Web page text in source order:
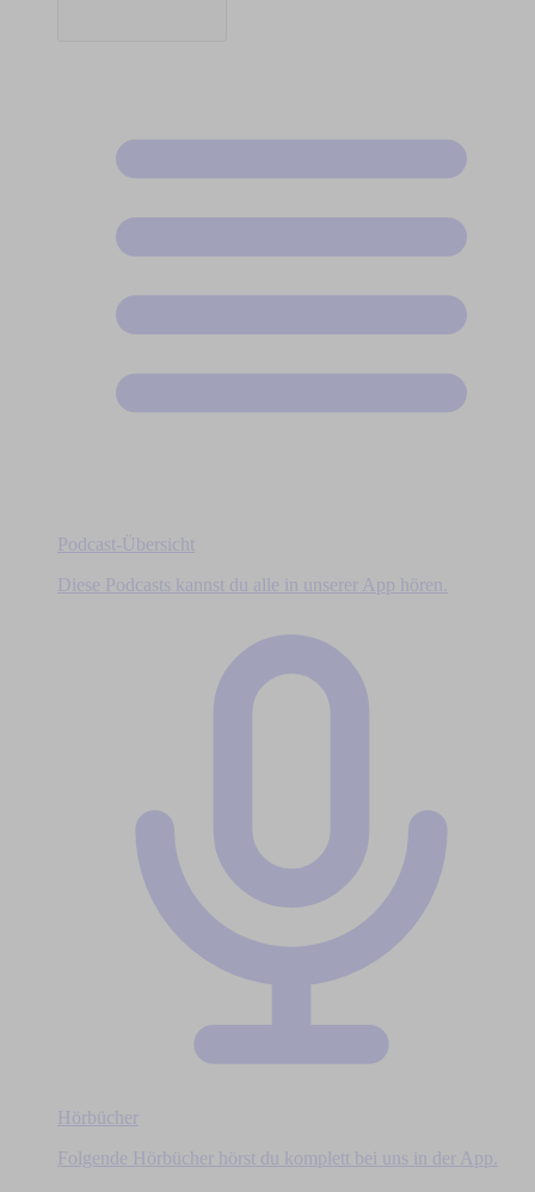
Podcast-Übersicht
Diese Podcasts kannst du alle in unserer App hören.
Hörbücher
Folgende Hörbücher hörst du komplett bei uns in der App.